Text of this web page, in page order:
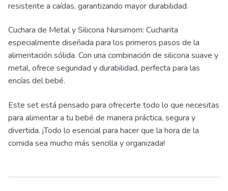
resistente a caídas, garantizando mayor durabilidad.
Cuchara de Metal y Silicona Nursimom: Cucharita
especialmente diseñada para los primeros pasos de la
alimentación sólida. Con una combinación de silicona suave y
metal, ofrece seguridad y durabilidad, perfecta para las
encías del bebé.
Este set está pensado para ofrecerte todo lo que necesitas
para alimentar a tu bebé de manera práctica, segura y
divertida. ¡Todo lo esencial para hacer que la hora de la
comida sea mucho más sencilla y organizada!